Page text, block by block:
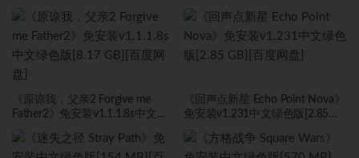
《原谅我，父亲2 Forgive me
Father2》免安装v1.1.1.8s中文绿
《回声点新星 Echo Point Nova》
免安装v1.231中文绿色版[2.85